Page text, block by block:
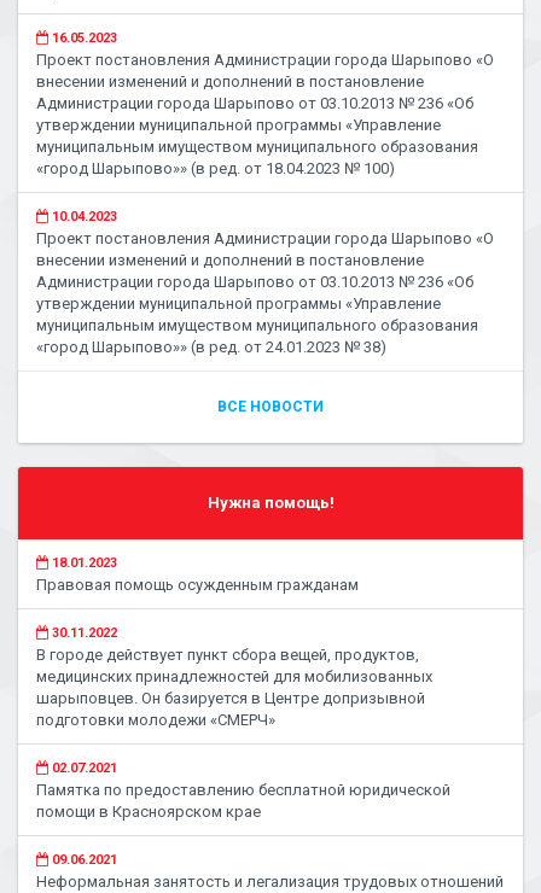
16.05.2023
Проект постановления Администрации города Шарыпово «О
внесении изменений и дополнений в постановление
Администрации города Шарыпово от 03.10.2013 № 236 «Об
утверждении муниципальной программы «Управление
муниципальным имуществом муниципального образования
«город Шарыпово»» (в ред. от 18.04.2023 № 100)
10.04.2023
Проект постановления Администрации города Шарыпово «О
внесении изменений и дополнений в постановление
Администрации города Шарыпово от 03.10.2013 № 236 «Об
утверждении муниципальной программы «Управление
муниципальным имуществом муниципального образования
«город Шарыпово»» (в ред. от 24.01.2023 № 38)
ВСЕ НОВОСТИ
Нужна помощь!
18.01.2023
Правовая помощь осужденным гражданам
30.11.2022
В городе действует пункт сбора вещей, продуктов,
медицинских принадлежностей для мобилизованных
шарыповцев. Он базируется в Центре допризывной
подготовки молодежи «СМЕРЧ»
02.07.2021
Памятка по предоставлению бесплатной юридической
помощи в Красноярском крае
09.06.2021
Неформальная занятость и легализация трудовых отношений